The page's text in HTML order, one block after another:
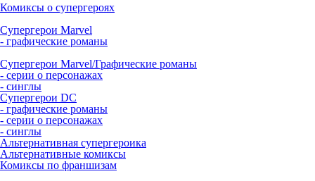
Комиксы о супергероях
Супергерои Marvel
- графические романы
Супергерои Marvel/Графические романы
- серии о персонажах
- синглы
Супергерои DC
- графические романы
- серии о персонажах
- синглы
Альтернативная супергероика
Альтернативные комиксы
Комиксы по франшизам